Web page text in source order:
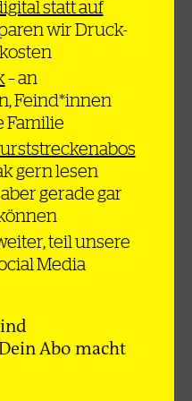
und die
eindeutige
wurden
waren 300
nicht nutzbar, in 15
keine
es sich mit
Konterfeis der
große
Ziel der
als
Vandalismus
einen
Sowohl die
die betroffenen
statt auf
wir Druck-
– an
Feind*innen
Familie
gern lesen
gerade gar
teil unsere
Media
Abo macht